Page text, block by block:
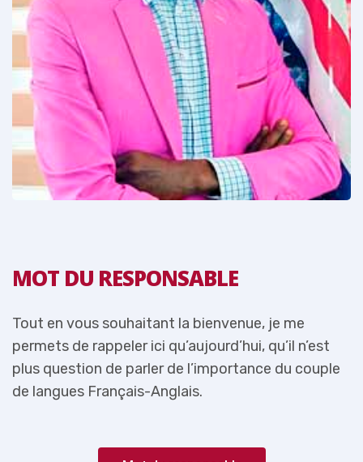
MOT DU RESPONSABLE
Tout en vous souhaitant la bienvenue, je me
permets de rappeler ici qu’aujourd’hui, qu’il n’est
plus question de parler de l’importance du couple
de langues Français-Anglais.